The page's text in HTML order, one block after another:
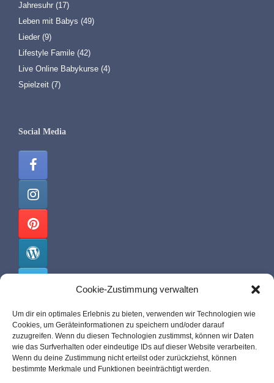
Cookie-Zustimmung verwalten
Um dir ein optimales Erlebnis zu bieten, verwenden wir Technologien wie
Cookies, um Geräteinformationen zu speichern und/oder darauf
zuzugreifen. Wenn du diesen Technologien zustimmst, können wir Daten
wie das Surfverhalten oder eindeutige IDs auf dieser Website verarbeiten.
Wenn du deine Zustimmung nicht erteilst oder zurückziehst, können
bestimmte Merkmale und Funktionen beeinträchtigt werden.
Jahresuhr (17)
Leben mit Babys (49)
Lieder (9)
Lifestyle Famile (42)
Live Online Babykurse (4)
Spielzeit (7)
Social Media
malis-pit.de
Über mich
Impressum